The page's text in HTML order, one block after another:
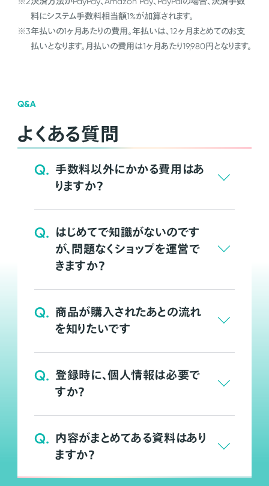
料にシステム手数料相当額1%が加算されます。
※3年払いの1ヶ月あたりの費用。年払いは、12ヶ月まとめてのお支
払いとなります。月払いの費用は1ヶ月あたり19,980円となります。
Q&A
よくある質問
Q. 手数料以外にかかる費用はあ
りますか？
Q. はじめてで知識がないのです
が、問題なくショップを運営で
きますか？
Q. 商品が購入されたあとの流れ
を知りたいです
Q. 登録時に、個人情報は必要で
すか？
Q. 内容がまとめてある資料はあり
ますか？